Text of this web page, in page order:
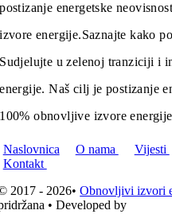
postizanje energetske
izvore energije.Saznajte kako
Sudjelujte u zelenoj tranziciji i
energije. Naš cilj je postizanje
100% obnovljive izvore
Naslovnica O nama Vijesti
Kontakt
2017 - 2026•Obnovljivi izvori
• Developed by